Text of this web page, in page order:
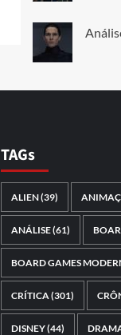
TAGs
ALIEN(39)
ANÁLISE(61)
BOARD GAMES
CRÍTICA (301)
DISNEY(44)